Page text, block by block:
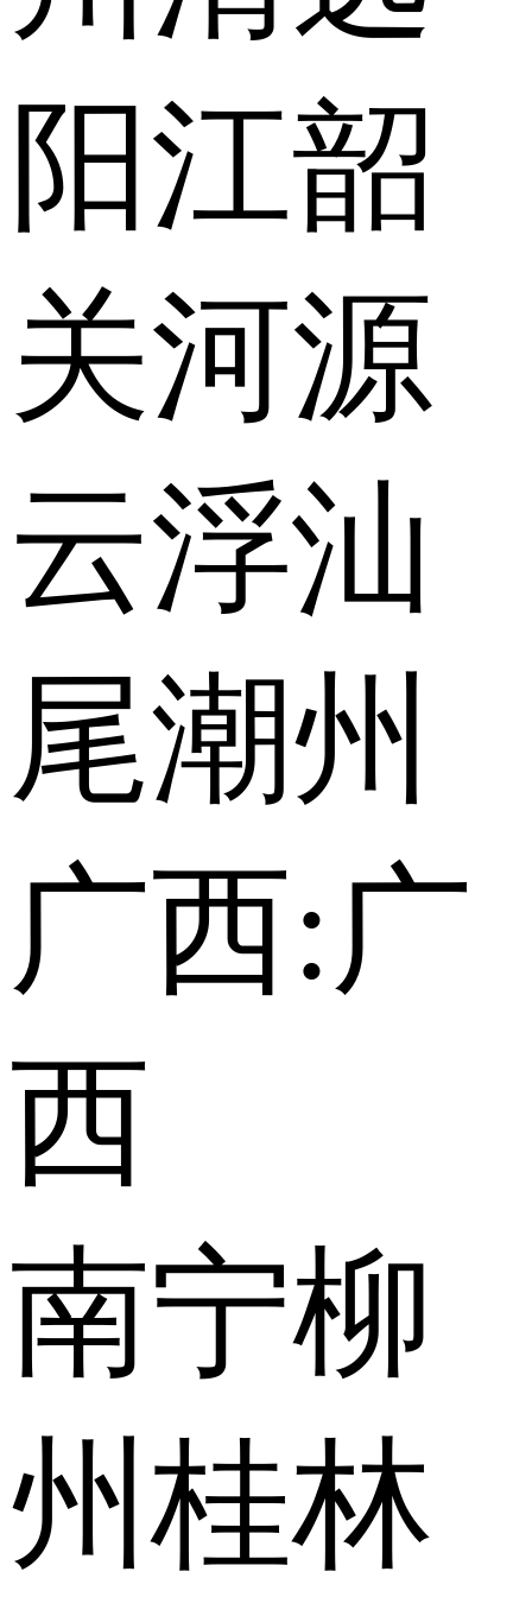
阳江韶
关河源
云浮汕
尾潮州
广西:广
西
南宁柳
州桂林